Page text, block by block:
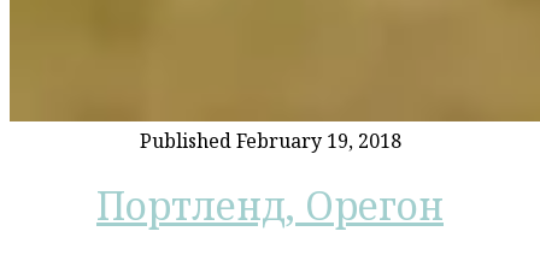
Published February 19, 2018
Портленд, Орегон